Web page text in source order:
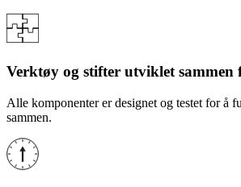
Verktøy og stifter utviklet sammen
Alle komponenter er designet og testet for å
sammen.